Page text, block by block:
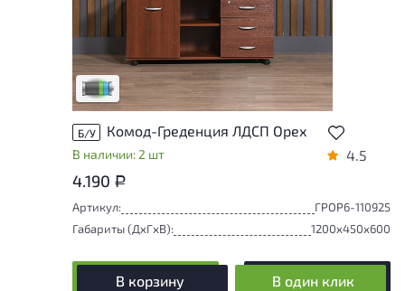
Товар представлен с низкими степенями
износа. От состояния, приближенного к
новому, до незначительных следов
эксплуатации. Подробнее об износе в
разделе характеристики.
Низкая степень износа
Б/У Комод-Греденция ЛДСП Орех
В наличии: 2 шт 4.5
4.190 Р
Артикул:
ГРОР6-110925
Габариты (ДxГxВ):
1200x450x600
В корзину В один клик